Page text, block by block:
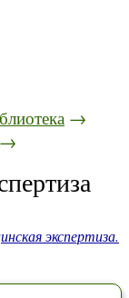
→
→
экспертиза.